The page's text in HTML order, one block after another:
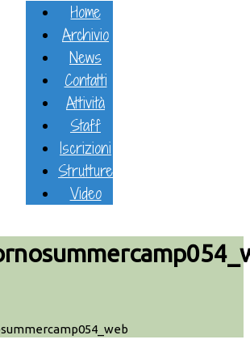
Home
Archivio
News
Contatti
Attività
Staff
Iscrizioni
Strutture
Video